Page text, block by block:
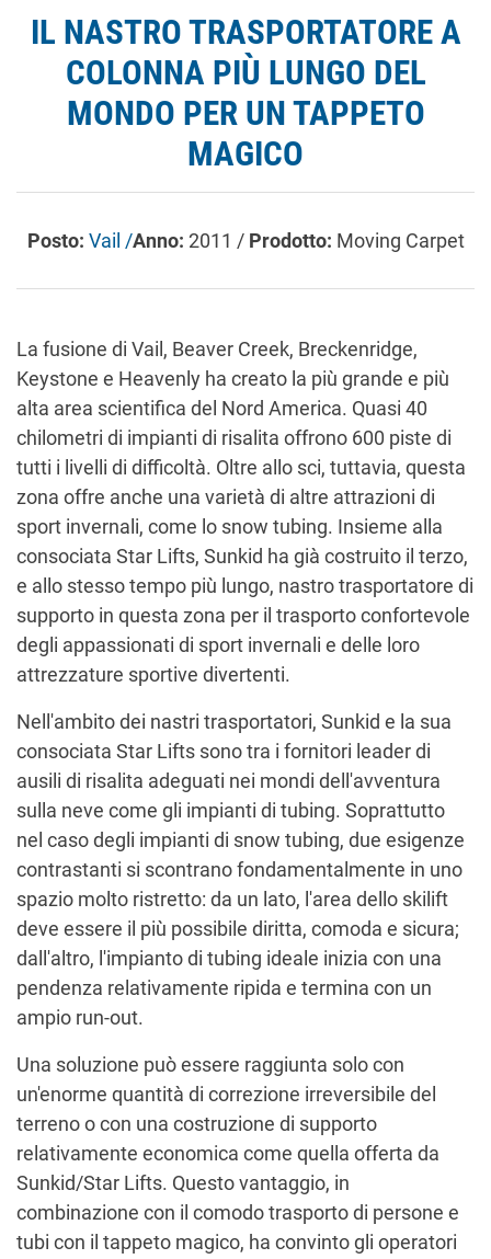
IL NASTRO TRASPORTATORE A
COLONNA PIÙ LUNGO DEL
MONDO PER UN TAPPETO
MAGICO
Posto: Vail /Anno: 2011 / Prodotto: Moving Carpet
La fusione di Vail, Beaver Creek, Breckenridge,
Keystone e Heavenly ha creato la più grande e più
alta area scientifica del Nord America. Quasi 40
chilometri di impianti di risalita offrono 600 piste di
tutti i livelli di difficoltà. Oltre allo sci, tuttavia, questa
zona offre anche una varietà di altre attrazioni di
sport invernali, come lo snow tubing. Insieme alla
consociata Star Lifts, Sunkid ha già costruito il terzo,
e allo stesso tempo più lungo, nastro trasportatore di
supporto in questa zona per il trasporto confortevole
degli appassionati di sport invernali e delle loro
attrezzature sportive divertenti.
Nell'ambito dei nastri trasportatori, Sunkid e la sua
consociata Star Lifts sono tra i fornitori leader di
ausili di risalita adeguati nei mondi dell'avventura
sulla neve come gli impianti di tubing. Soprattutto
nel caso degli impianti di snow tubing, due esigenze
contrastanti si scontrano fondamentalmente in uno
spazio molto ristretto: da un lato, l'area dello skilift
deve essere il più possibile diritta, comoda e sicura;
dall'altro, l'impianto di tubing ideale inizia con una
pendenza relativamente ripida e termina con un
ampio run-out.
Una soluzione può essere raggiunta solo con
un'enorme quantità di correzione irreversibile del
terreno o con una costruzione di supporto
relativamente economica come quella offerta da
Sunkid/Star Lifts. Questo vantaggio, in
combinazione con il comodo trasporto di persone e
tubi con il tappeto magico, ha convinto gli operatori